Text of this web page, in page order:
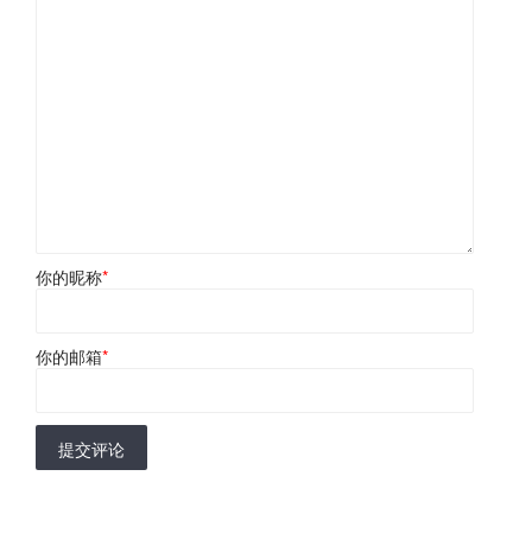
你的昵称*
你的邮箱*
提交评论